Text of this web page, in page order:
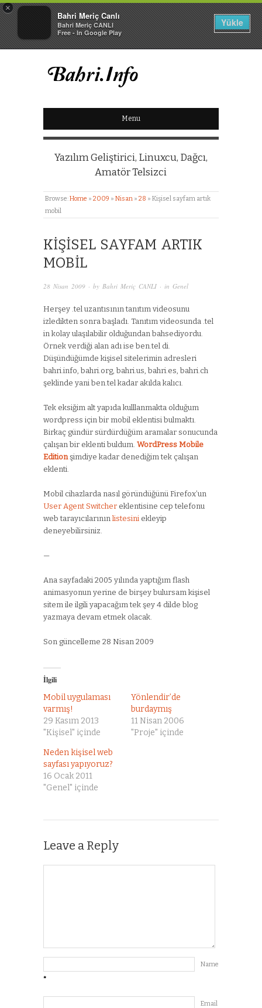
×
Bahri Meriç Canlı
Bahri Meriç CANLI
Free - In Google Play
Yükle
BAHRI MERIÇ CANLI
KIŞISEL WEB SITESI
Menu
Yazılım Geliştirici, Linuxcu, Dağcı,
Amatör Telsizci
Browse:Home » 2009 » Nisan » 28 » Kişisel sayfam artık
mobil
KIŞISEL SAYFAM ARTIK
MOBIL
28 Nisan 2009 · by Bahri Meriç CANLI · in Genel
Herşey .tel uzantısının tanıtım videosunu
izledikten sonra başladı. Tanıtım videosunda .tel
in kolay ulaşılabilir olduğundan bahsediyordu.
Örnek verdiği alan adı ise ben.tel di.
Düşündüğümde kişisel sitelerimin adresleri
bahri.info, bahri.org, bahri.us, bahri.es, bahri.ch
şeklinde yani ben.tel kadar akılda kalıcı.
Tek eksiğim alt yapıda kulllanmakta olduğum
wordpress için bir mobil eklentisi bulmaktı.
Birkaç gündür sürdürdüğüm aramalar sonucunda
çalışan bir eklenti buldum. WordPress Mobile
Edition şimdiye kadar denediğim tek çalışan
eklenti.
Mobil cihazlarda nasıl göründüğünü Firefox’un
User Agent Switcher eklentisine cep telefonu
web tarayıcılarının listesini ekleyip
deneyebilirsiniz.
—
Ana sayfadaki 2005 yılında yaptığım flash
animasyonun yerine de birşey bulursam kişisel
sitem ile ilgili yapacağım tek şey 4 dilde blog
yazmaya devam etmek olacak.
Son güncelleme 28 Nisan 2009
İlgili
Mobil uygulaması
varmış!
29 Kasım 2013
"Kişisel" içinde
Yönlendir’de
burdaymış
11 Nisan 2006
"Proje" içinde
Neden kişisel web
sayfası yapıyoruz?
16 Ocak 2011
"Genel" içinde
Leave a Reply
Name
*
Email